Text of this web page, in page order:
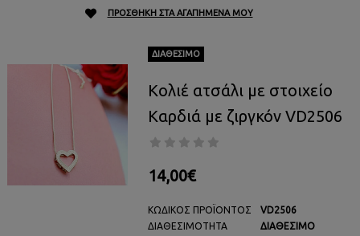
ΠΡΟΣΘΉΚΗ ΣΤΑ ΑΓΑΠΗΜΈΝΑ ΜΟΥ
ΔΙΑΘΈΣΙΜΟ
Κολιέ ατσάλι με στοιχείο
Καρδιά με ζιργκόν VD2506
14,00€
ΚΩΔΙΚΌΣ ΠΡΟΪΌΝΤΟΣ
ΔΙΑΘΕΣΙΜΌΤΗΤΑ
VD2506
ΔΙΑΘΈΣΙΜΟ